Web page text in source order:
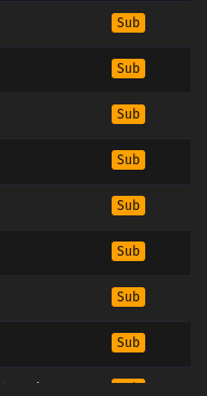
Sub
Sub
Sub
Sub
Sub
Sub
Sub
Sub
Sub